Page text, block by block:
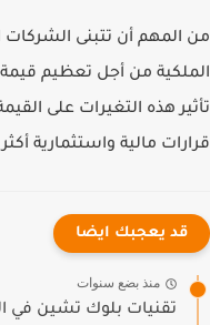
من المهم أن تتبنى الشركات
الملكية من أجل تعظيم
تأثير هذه التغيرات على
قرارات مالية واستثمارية
قد يعجبك ايضا
منذ بضع سنوات
تقنيات بلوك تشين في